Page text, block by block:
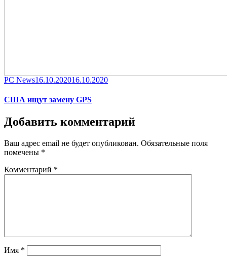
Category
PC NewsPosted
16.10.202016.10.2020
США ищут замену GPS
Добавить комментарий
Ваш адрес email не будет опубликован. Обязательные поля
помечены *
Комментарий *
Имя *